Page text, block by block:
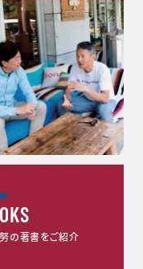
の著書をご紹介